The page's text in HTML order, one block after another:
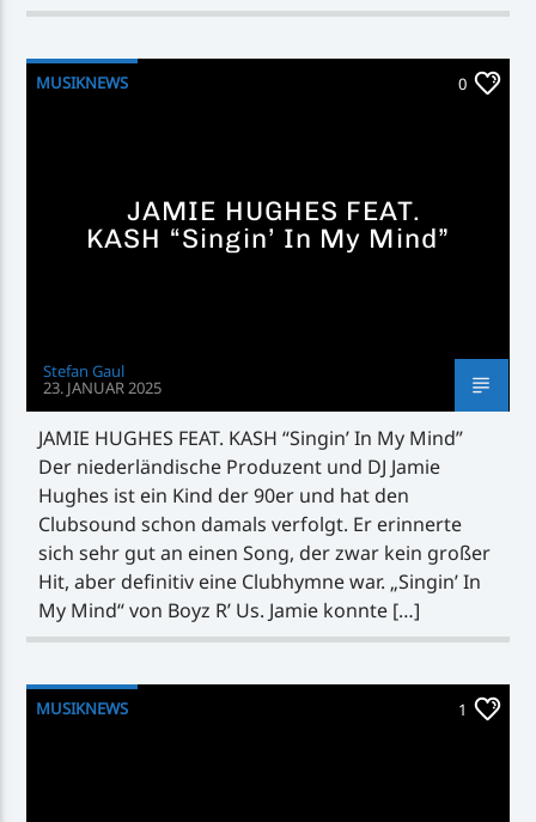
MUSIKNEWS 0
JAMIE HUGHES FEAT.
KASH “Singin’ In My Mind”
Stefan Gaul
23. JANUAR 2025
JAMIE HUGHES FEAT. KASH “Singin’ In My Mind”
Der niederländische Produzent und DJ Jamie
Hughes ist ein Kind der 90er und hat den
Clubsound schon damals verfolgt. Er erinnerte
sich sehr gut an einen Song, der zwar kein großer
Hit, aber definitiv eine Clubhymne war. „Singin’ In
My Mind“ von Boyz R’ Us. Jamie konnte […]
MUSIKNEWS 1